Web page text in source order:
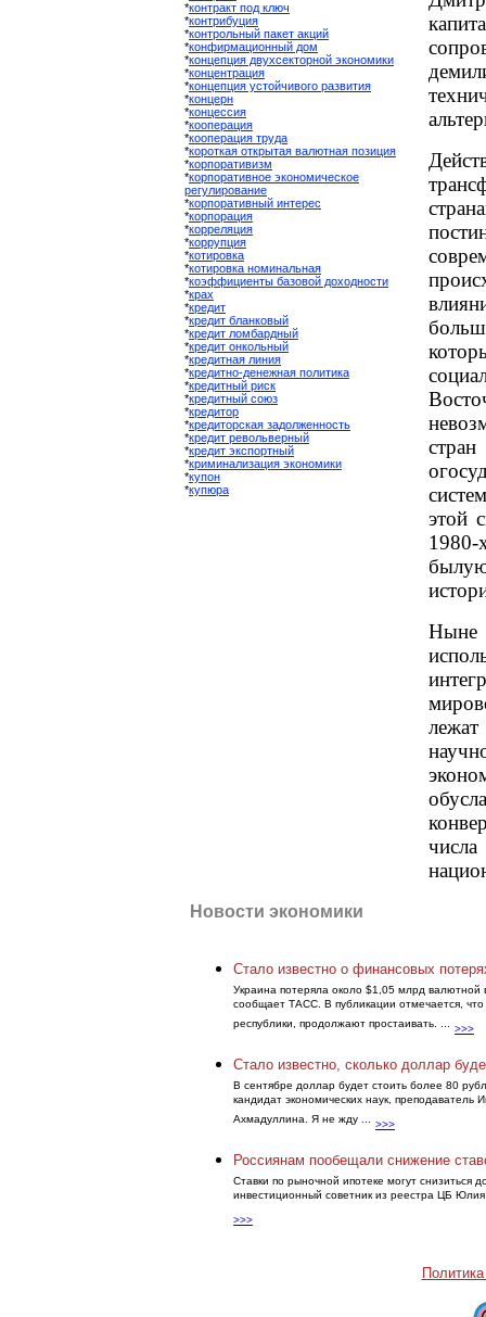
*контракт под ключ
*контрибуция
*контрольный пакет акций
*конфирмационный дом
*концепция двухсекторной экономики
*концентрация
*концепция устойчивого развития
*концерн
*концессия
*кооперация
*кооперация труда
*короткая открытая валютная позиция
*корпоративизм
*корпоративное экономическое
регулирование
*корпоративный интерес
*корпорация
*корреляция
*коррупция
*котировка
*котировка номинальная
*коэффициенты базовой доходности
*крах
*кредит
*кредит бланковый
*кредит ломбардный
*кредит онкольный
*кредитная линия
*кредитно-денежная политика
*кредитный риск
*кредитный союз
*кредитор
*кредиторская задолженность
*кредит револьверный
*кредит экспортный
*криминализация экономики
*купон
*купюра
этой
1980-
Новости экономики
Стало известно о финансовых
Украина потеряла около $1,05 млрд валютной
сообщает ТАСС. В публикации отмечается,
республики, продолжают простаивать. ... >>>
Стало известно, сколько доллар
В сентябре доллар будет стоить более 80
кандидат экономических наук,
Ахмадуллина. Я не жду ... >>>
Россиянам пообещали снижение
Ставки по рыночной ипотеке могут снизиться
инвестиционный советник из реестра ЦБ
>>>